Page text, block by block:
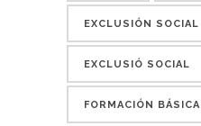
EXCLUSIÓN SOCIAL
EXCLUSIÓ SOCIAL
FORMACIÓN BÁSICA